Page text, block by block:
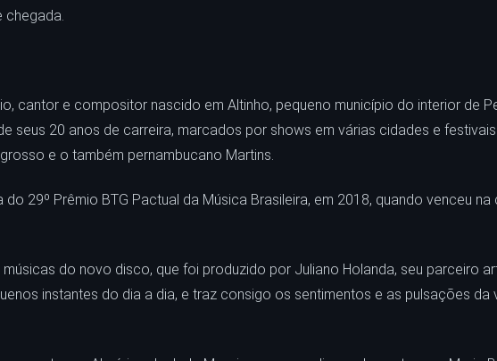
chegada.
cantor e compositor nascido em Altinho, pequeno município do interior de
seus 20 anos de carreira, marcados por shows em várias cidades e
e o também pernambucano Martins.
29º Prêmio BTG Pactual da Música Brasileira, em 2018, quando venceu
do novo disco, que foi produzido por Juliano Holanda, seu parceiro
instantes do dia a dia, e traz consigo os sentimentos e as pulsações da